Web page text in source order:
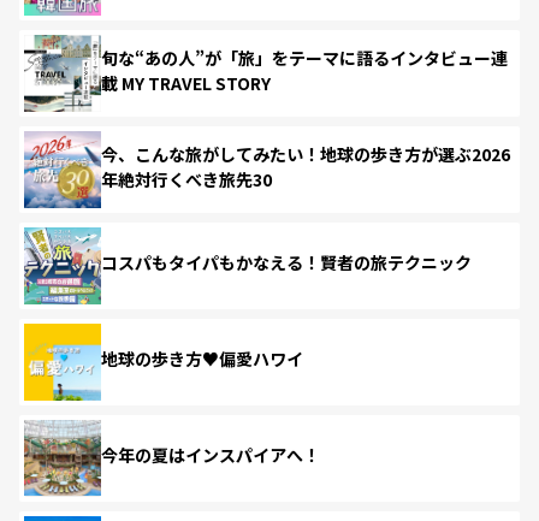
旬な“あの人”が「旅」をテーマに語るインタビュー連
載 MY TRAVEL STORY
今、こんな旅がしてみたい！地球の歩き方が選ぶ2026
年絶対行くべき旅先30
コスパもタイパもかなえる！賢者の旅テクニック
地球の歩き方♥偏愛ハワイ
今年の夏はインスパイアへ！